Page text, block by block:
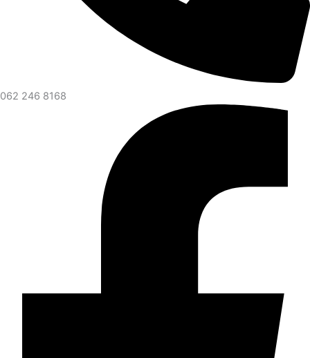
062 246 8168